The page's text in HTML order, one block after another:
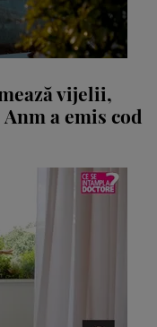
vijelii,
a emis cod